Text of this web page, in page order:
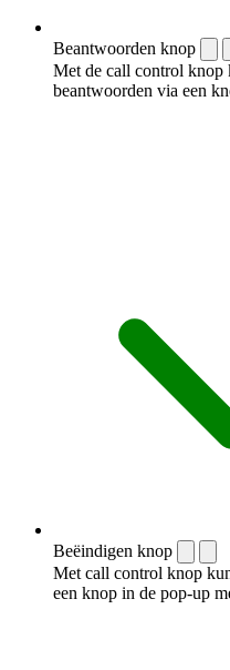
Beantwoorden knop
Met de call control knop
beantwoorden via een
Beëindigen knop
Met call control knop
een knop in de pop-up